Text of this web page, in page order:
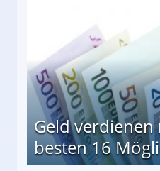
Geld
besten 16